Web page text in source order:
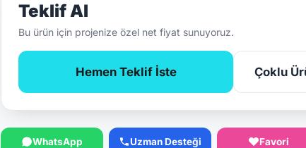
Teklif Al
Bu ürün için projenize özel net fiyat sunuyoruz.
Hemen Teklif İste Çoklu
WhatsApp Uzman Desteği Favori